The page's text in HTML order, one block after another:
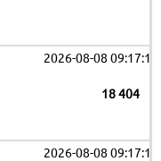
2026-08-08 09:17:19
18 404
2026-08-08 09:17:19